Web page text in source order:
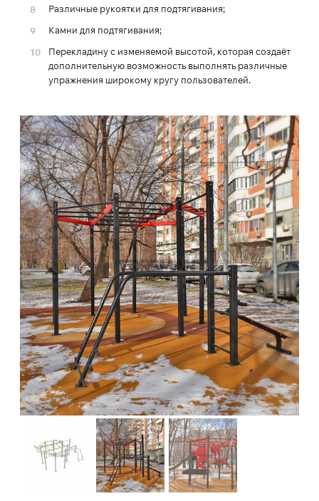
Различные рукоятки для подтягивания;
Камни для подтягивания;
Перекладину с изменяемой высотой, которая создаёт
дополнительную возможность выполнять различные
упражнения широкому кругу пользователей.